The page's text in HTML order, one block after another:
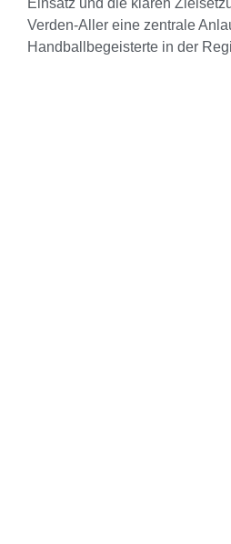
Einsatz und die klaren
Verden-Aller eine zentrale
Handballbegeisterte in der